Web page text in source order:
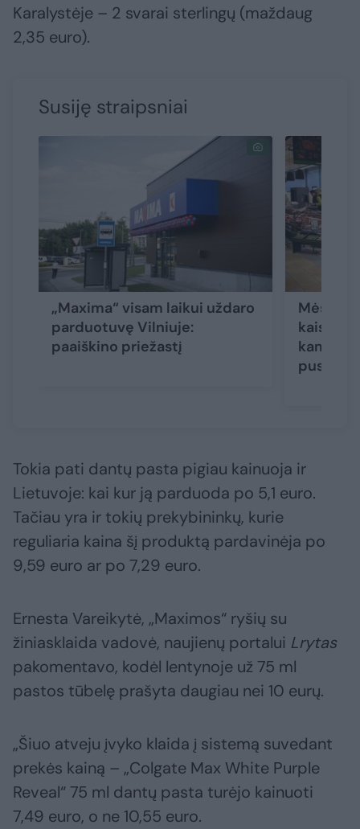
Karalystėje – 2 svarai sterlingų (maždaug
2,35 euro).
Susiję straipsniai
„Maxima“ visam laikui uždaro
parduotuvę Vilniuje:
paaiškino priežastį
kaista
kam
pusmetį
Tokia pati dantų pasta pigiau kainuoja ir
Lietuvoje: kai kur ją parduoda po 5,1 euro.
Tačiau yra ir tokių prekybininkų, kurie
reguliaria kaina šį produktą pardavinėja po
9,59 euro ar po 7,29 euro.
Ernesta Vareikytė, „Maximos“ ryšių su
žiniasklaida vadovė, naujienų portalui Lrytas
pakomentavo, kodėl lentynoje už 75 ml
pastos tūbelę prašyta daugiau nei 10 eurų.
„Šiuo atveju įvyko klaida į sistemą suvedant
prekės kainą – „Colgate Max White Purple
Reveal“ 75 ml dantų pasta turėjo kainuoti
7,49 euro, o ne 10,55 euro.